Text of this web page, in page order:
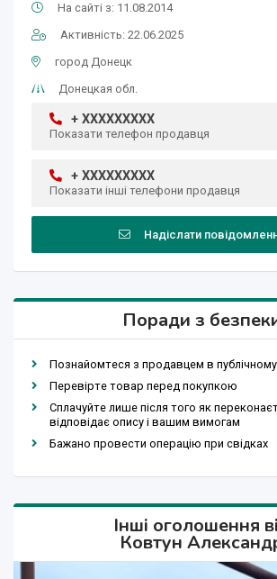
На сайті з: 11.08.2014
Активність: 22.06.2025
город Донецк
Донецкая обл.
+ XXXXXXXXX
Показати телефон продавця
+ XXXXXXXXX
Показати інші телефони продавця
Надіслати
Поради з
Познайомтеся з продавцем в публічному
Перевірте товар перед покупкою
Сплачуйте лише після того як
відповідає опису і вашим вимогам
Бажано провести операцію при свідках
Інші оголошення
Ковтун